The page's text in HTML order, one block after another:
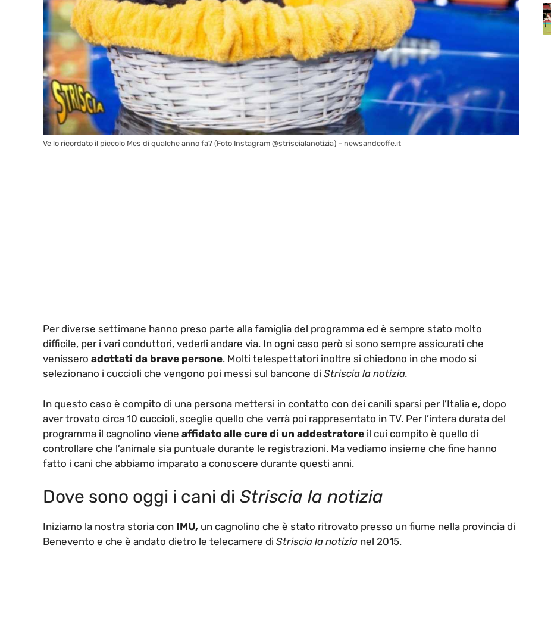
Ve lo ricordato il piccolo Mes di qualche anno fa? (Foto Instagram @striscialanotizia) – newsandcoffe.it
Per diverse settimane hanno preso parte alla famiglia del programma ed è sempre stato molto
difficile, per i vari conduttori, vederli andare via. In ogni caso però si sono sempre assicurati che
venissero adottati da brave persone. Molti telespettatori inoltre si chiedono in che modo si
selezionano i cuccioli che vengono poi messi sul bancone di Striscia la notizia.
In questo caso è compito di una persona mettersi in contatto con dei canili sparsi per l’Italia e, dopo
aver trovato circa 10 cuccioli, sceglie quello che verrà poi rappresentato in TV. Per l’intera durata del
programma il cagnolino viene affidato alle cure di un addestratore il cui compito è quello di
controllare che l’animale sia puntuale durante le registrazioni. Ma vediamo insieme che fine hanno
fatto i cani che abbiamo imparato a conoscere durante questi anni.
Dove sono oggi i cani di Striscia la notizia
Iniziamo la nostra storia con IMU, un cagnolino che è stato ritrovato presso un fiume nella provincia di
Benevento e che è andato dietro le telecamere di Striscia la notizia nel 2015.